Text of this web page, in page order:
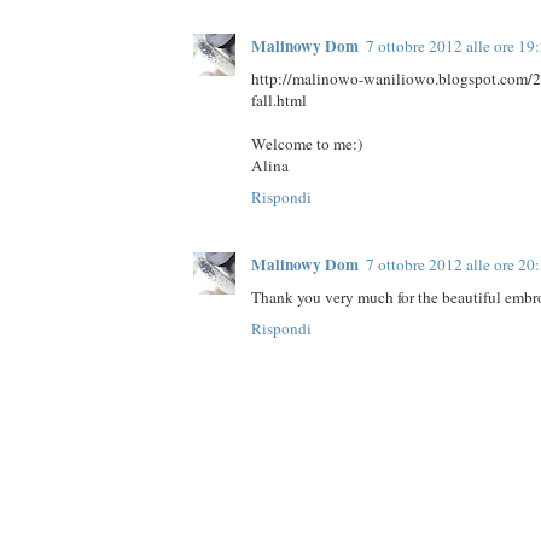
Malinowy Dom 7 ottobre 2012 alle ore
http://malinowo-waniliowo.blogspot.com/
fall.html
Welcome to me:)
Alina
Rispondi
Malinowy Dom 7 ottobre 2012 alle ore
Thank you very much for the beautiful
Rispondi